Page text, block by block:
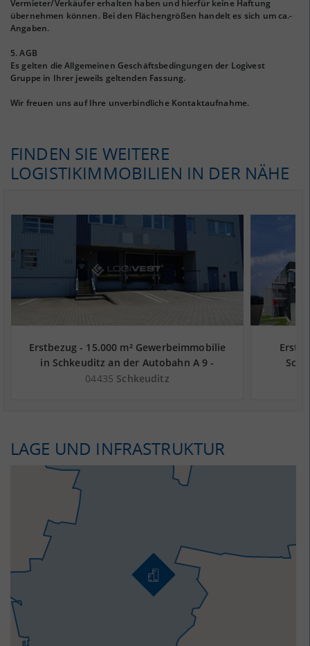
Vermieter/Verkäufer erhalten haben und hierfür keine Haftung
übernehmen können. Bei den Flächengrößen handelt es sich um ca.-
Angaben.
5. AGB
Es gelten die Allgemeinen Geschäftsbedingungen der Logivest
Gruppe in Ihrer jeweils geltenden Fassung.
Wir freuen uns auf Ihre unverbindliche Kontaktaufnahme.
FINDEN SIE WEITERE
LOGISTIKIMMOBILIEN IN DER NÄHE
Erstbezug - 15.000 m² Gewerbeimmobilie
in Schkeuditz an der Autobahn A 9 -
Landkreis Nordsachsen
04435 Schkeuditz
LAGE UND INFRASTRUKTUR